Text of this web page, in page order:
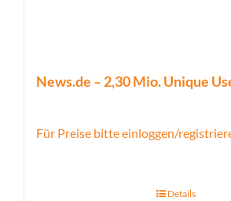
News.de – 2,30 Mio. Unique
Für Preise bitte einloggen/
Details